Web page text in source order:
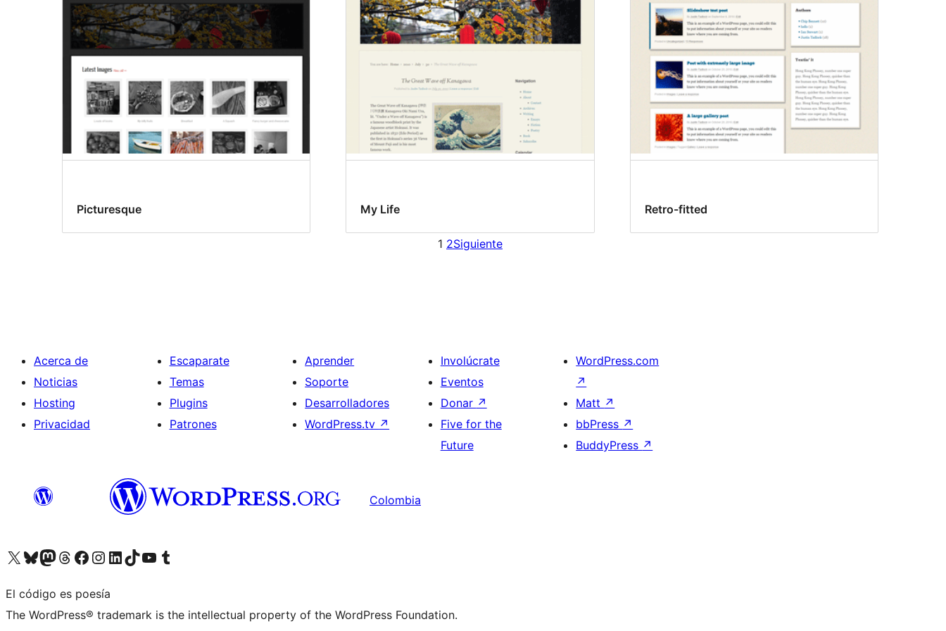
Picturesque My Life Retro-fitted
1 2Siguiente
Acerca de
Noticias
Hosting
Privacidad
Escaparate
Temas
Plugins
Patrones
Aprender
Soporte
Desarrolladores
WordPress.tv ↗
Involúcrate
Eventos
Donar ↗
Five for the
Future
WordPress.com
↗
Matt ↗
bbPress ↗
BuddyPress ↗
Colombia
Visita nuestra cuenta de X (anteriormente Twitter)
Visita nuestra cuenta de Bluesky
Visita nuestra cuenta de Mastodon
Visita nuestra cuenta de Threads
Visita nuestra página de Facebook
Visita nuestra cuenta de Instagram
Visita nuestra cuenta de LinkedIn
Visita nuestra cuenta de TikTok
Visita nuestro canal de YouTube
Visita nuestra cuenta de Tumblr
El código es poesía
The WordPress® trademark is the intellectual property of the WordPress Foundation.